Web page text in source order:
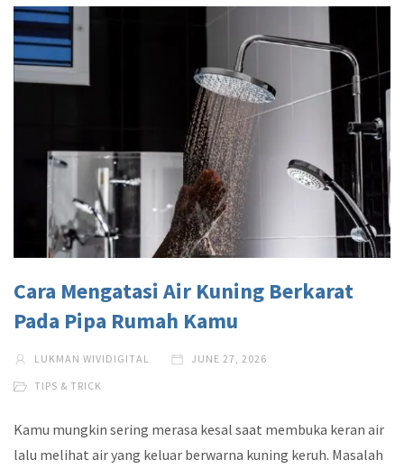
Cara Mengatasi Air Kuning Berkarat
Pada Pipa Rumah Kamu
LUKMAN WIVIDIGITAL JUNE 27, 2026
TIPS & TRICK
Kamu mungkin sering merasa kesal saat membuka keran air
lalu melihat air yang keluar berwarna kuning keruh. Masalah